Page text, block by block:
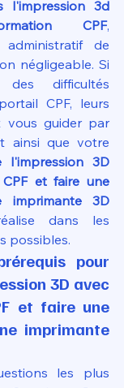
l'impression 3d
CPF,
administratif de
négligeable. Si
des difficultés
CPF, leurs
vous guider par
ainsi que votre
l'impression 3D
et faire une
imprimante 3D
dans les
possibles.
pour
3D avec
et faire une
imprimante
les plus